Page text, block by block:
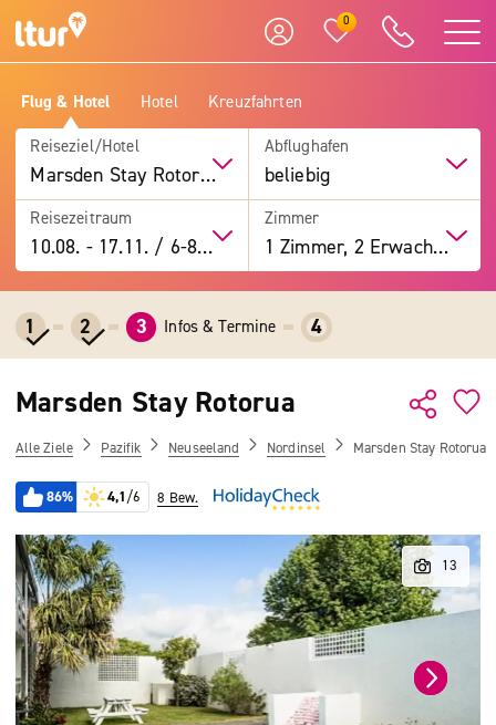
0
Flug & Hotel Hotel Kreuzfahrten
Reiseziel/Hotel
Marsden Stay Rotorua
Abflughafen
beliebig
Reisezeitraum
10.08. -17.11. / 6-8 Tage
Zimmer
1 Zimmer, 2 Erwachsene
1 2 3 Infos & Termine 4
Marsden Stay Rotorua
Alle Ziele Pazifik Neuseeland Nordinsel Marsden Stay Rotorua
86% 4,1/6 8 Bew.